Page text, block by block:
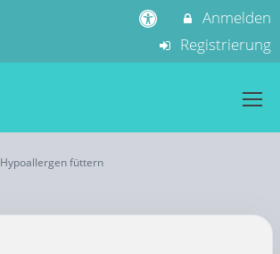
Anmelden
Registrierung
Hypoallergen füttern